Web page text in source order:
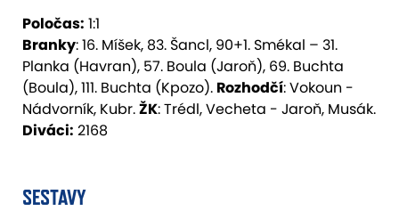
Poločas: 1:1
Branky: 16. Míšek, 83. Šancl, 90+1. Smékal – 31.
Planka (Havran), 57. Boula (Jaroň), 69. Buchta
(Boula), 111. Buchta (Kpozo). Rozhodčí: Vokoun -
Nádvorník, Kubr.ŽK: Trédl, Vecheta - Jaroň, Musák.
Diváci: 2168
SESTAVY